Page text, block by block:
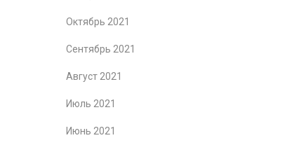
Октябрь 2021
Сентябрь 2021
Август 2021
Июль 2021
Июнь 2021